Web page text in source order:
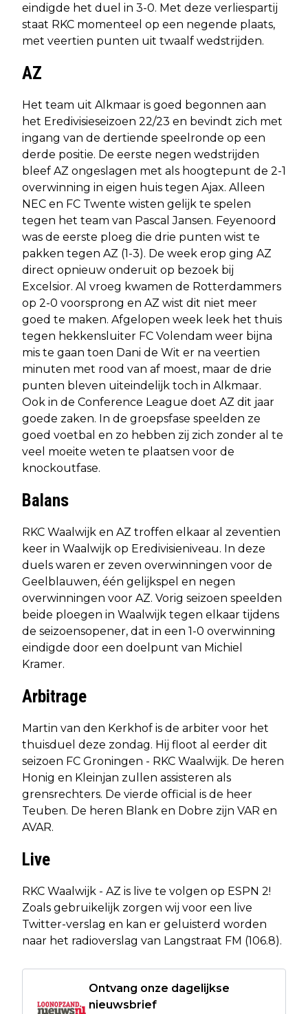
eindigde het duel in 3-0. Met deze verliespartij
staat RKC momenteel op een negende plaats,
met veertien punten uit twaalf wedstrijden.
AZ
Het team uit Alkmaar is goed begonnen aan
het Eredivisieseizoen 22/23 en bevindt zich met
ingang van de dertiende speelronde op een
derde positie. De eerste negen wedstrijden
bleef AZ ongeslagen met als hoogtepunt de 2-1
overwinning in eigen huis tegen Ajax. Alleen
NEC en FC Twente wisten gelijk te spelen
tegen het team van Pascal Jansen. Feyenoord
was de eerste ploeg die drie punten wist te
pakken tegen AZ (1-3). De week erop ging AZ
direct opnieuw onderuit op bezoek bij
Excelsior. Al vroeg kwamen de Rotterdammers
op 2-0 voorsprong en AZ wist dit niet meer
goed te maken. Afgelopen week leek het thuis
tegen hekkensluiter FC Volendam weer bijna
mis te gaan toen Dani de Wit er na veertien
minuten met rood van af moest, maar de drie
punten bleven uiteindelijk toch in Alkmaar.
Ook in de Conference League doet AZ dit jaar
goede zaken. In de groepsfase speelden ze
goed voetbal en zo hebben zij zich zonder al te
veel moeite weten te plaatsen voor de
knockoutfase.
Balans
RKC Waalwijk en AZ troffen elkaar al zeventien
keer in Waalwijk op Eredivisieniveau. In deze
duels waren er zeven overwinningen voor de
Geelblauwen, één gelijkspel en negen
overwinningen voor AZ. Vorig seizoen speelden
beide ploegen in Waalwijk tegen elkaar tijdens
de seizoensopener, dat in een 1-0 overwinning
eindigde door een doelpunt van Michiel
Kramer.
Arbitrage
Martin van den Kerkhof is de arbiter voor het
thuisduel deze zondag. Hij floot al eerder dit
seizoen FC Groningen - RKC Waalwijk. De heren
Honig en Kleinjan zullen assisteren als
grensrechters. De vierde official is de heer
Teuben. De heren Blank en Dobre zijn VAR en
AVAR.
Live
RKC Waalwijk - AZ is live te volgen op ESPN 2!
Zoals gebruikelijk zorgen wij voor een live
Twitter-verslag en kan er geluisterd worden
naar het radioverslag van Langstraat FM (106.8).
Ontvang onze dagelijkse
nieuwsbrief